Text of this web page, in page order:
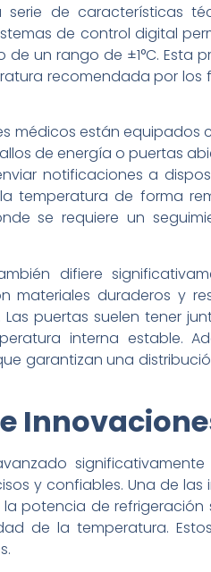
de características
de control digital
un rango de ±1°C. Esta
recomendada por
médicos están equipados
de energía o puertas
notificaciones a
temperatura de forma
se requiere un
difiere
materiales duraderos y
puertas suelen tener
interna estable.
garantizan una
y confiables. Una de
potencia de
de la temperatura.